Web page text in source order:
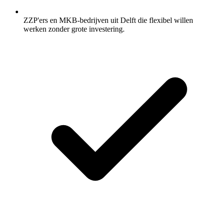
ZZP'ers en MKB-bedrijven uit Delft die flexibel willen
werken zonder grote investering.